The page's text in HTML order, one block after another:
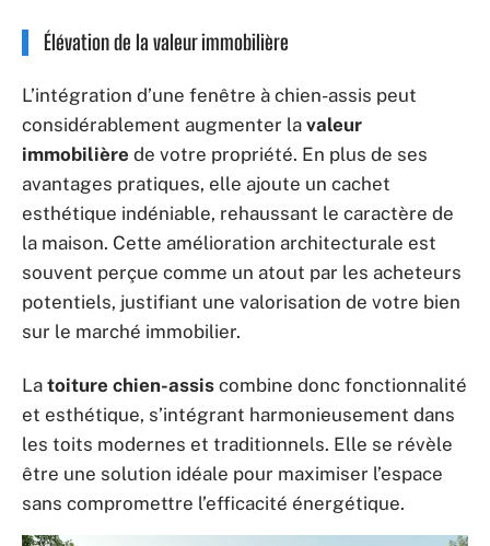
Élévation de la valeur immobilière
L’intégration d’une fenêtre à chien-assis peut
considérablement augmenter la valeur
immobilière de votre propriété. En plus de ses
avantages pratiques, elle ajoute un cachet
esthétique indéniable, rehaussant le caractère de
la maison. Cette amélioration architecturale est
souvent perçue comme un atout par les acheteurs
potentiels, justifiant une valorisation de votre bien
sur le marché immobilier.
La toiture chien-assis combine donc fonctionnalité
et esthétique, s’intégrant harmonieusement dans
les toits modernes et traditionnels. Elle se révèle
être une solution idéale pour maximiser l’espace
sans compromettre l’efficacité énergétique.